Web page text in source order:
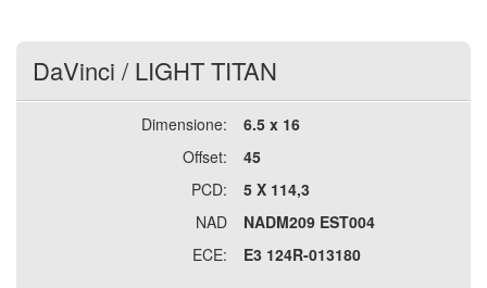
DaVinci / LIGHT TITAN
Dimensione:
6.5 x 16
Offset:
45
PCD:
5 X 114,3
NAD
NADM209 EST004
ECE:
E3 124R-013180